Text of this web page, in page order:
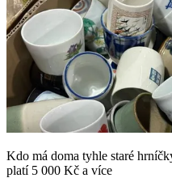
Kdo má doma tyhle staré
platí 5 000 Kč a více